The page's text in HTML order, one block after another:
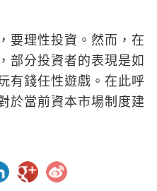
要理性投資。然而，在
部分投資者的表現是如
有錢任性遊戲。在此呼
於當前資本市場制度建